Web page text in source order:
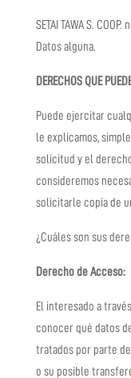
SETAI TAWA S. COOP.
Datos alguna.
DERECHOS QUE
Puede ejercitar
le explicamos,
solicitud y el
consideremos
solicitarle copia de
¿Cuáles son sus
Derecho de Acceso:
El interesado a
conocer qué datos
tratados por parte de
o su posible